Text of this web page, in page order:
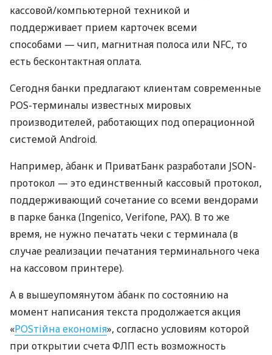
кассовой/компьютерной техникой и
поддерживает прием карточек всеми
способами — чип, магнитная полоса или NFC, то
есть бесконтактная оплата.
Сегодня банки предлагают клиентам современные
POS-терминалы известных мировых
производителей, работающих под операционной
системой Android.
Например, àбанк и ПриватБанк разработали JSON-
протокол — это единственный кассовый протокол,
поддерживающий сочетание со всеми вендорами
в парке банка (Ingenico, Verifone, PAX). В то же
время, не нужно печатать чеки с терминала (в
случае реализации печатания терминального чека
на кассовом принтере).
А в вышеупомянутом àбанк по состоянию на
момент написания текста продолжается акция
«POSтійна економія», согласно условиям которой
при открытии счета ФЛП есть возможность